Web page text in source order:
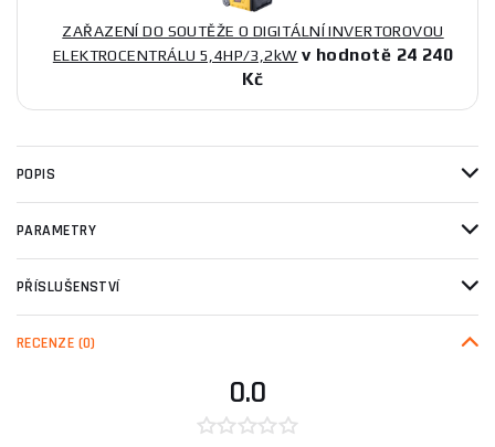
ZAŘAZENÍ DO SOUTĚŽE O DIGITÁLNÍ INVERTOROVOU
ELEKTROCENTRÁLU 5,4HP/3,2kW v hodnotě 24 240
Kč
POPIS
PARAMETRY
PŘÍSLUŠENSTVÍ
RECENZE (0)
0.0